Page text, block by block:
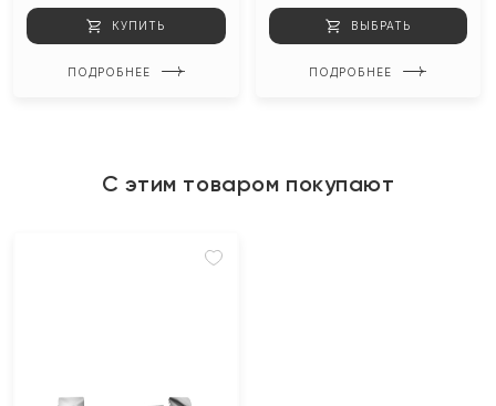
КУПИТЬ
ПОДРОБНЕЕ
ВЫБРАТЬ
ПОДРОБНЕЕ
С этим товаром покупают